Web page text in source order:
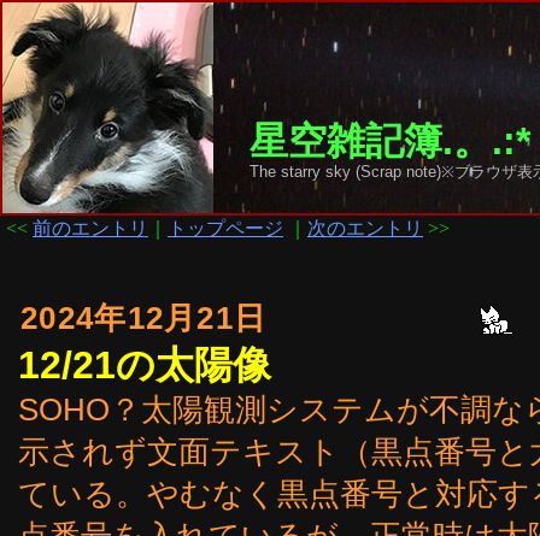
星空雑記簿.。
The starry sky (Scrap note)※ブラウザ
<< 前のエントリ トップページ 次のエントリ >>
2024年12月21日
12/21の太陽像
SOHO？太陽観測システムが不調
示されず文面テキスト（黒点番号
ている。やむなく黒点番号と対応